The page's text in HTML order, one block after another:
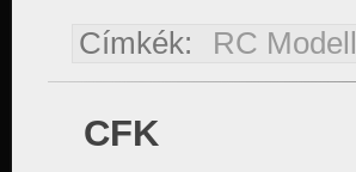
Címkék: RC Modell
CFK